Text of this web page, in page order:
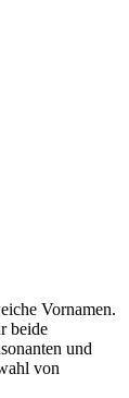
Vornamen.
beide
und
von